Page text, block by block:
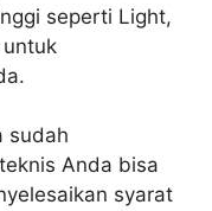
seperti Light,
untuk
sudah
Anda bisa
syarat